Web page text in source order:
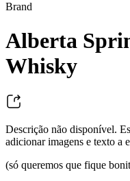
Brand
Alberta
Whisky
Descrição não disponível.
adicionar imagens e texto a
(só queremos que fique